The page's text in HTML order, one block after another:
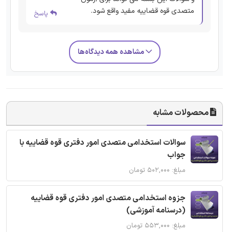
متصدی قوه قضاییه مفید واقع شود.
پاسخ
مشاهده همه دیدگاه‌ها
محصولات مشابه
سوالات استخدامی متصدی امور دفتری قوه قضاییه با
جواب
مبلغ: ۵۰۲,۰۰۰ تومان
جزوه استخدامی متصدی امور دفتری قوه قضاییه
(درسنامه آموزشی)
مبلغ: ۵۵۳,۰۰۰ تومان